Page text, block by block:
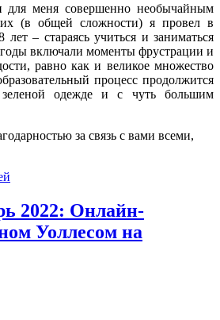
для меня совершенно необычайным
(в общей сложности) я провел в
лет – стараясь учиться и заниматься
включали моменты фрустрации и
равно как и великое множество
процесс продолжится
одежде и с чуть большим
за связь с вами всеми,
2022: Онлайн-
Уоллесом на